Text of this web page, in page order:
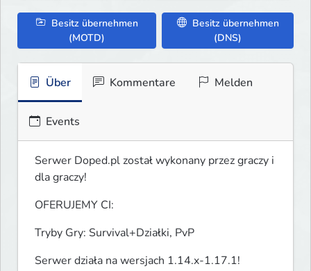
Besitz übernehmen
(MOTD)
Besitz übernehmen
(DNS)
Über Kommentare Melden
Events
Serwer Doped.pl został wykonany przez graczy i
dla graczy!
OFERUJEMY CI:
Tryby Gry: Survival+Działki, PvP
Serwer działa na wersjach 1.14.x-1.17.1!